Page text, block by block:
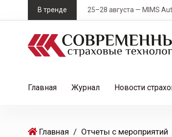
k
В тренде 25–28 августа — MIMS
Главная Журнал Новости
Главная / Отчеты с мероприятий